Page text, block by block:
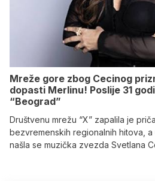
Mreže gore zbog Cecinog
dopasti Merlinu! Poslije 31
“Beograd”
Društvenu mrežu “X” zapalila je
bezvremenskih regionalnih hitova,
našla se muzička zvezda Svetlana